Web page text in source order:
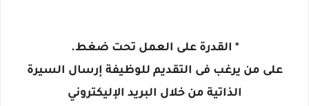
* القدرة على العمل تحت ضغط.
على من يرغب فى التقديم للوظيفة إرسال السيرة
الذاتية من خلال البريد الإليكتروني